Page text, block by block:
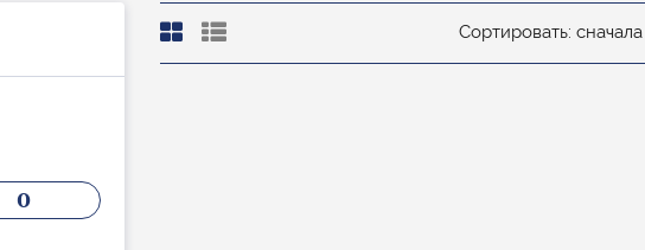
0
Сортировать: